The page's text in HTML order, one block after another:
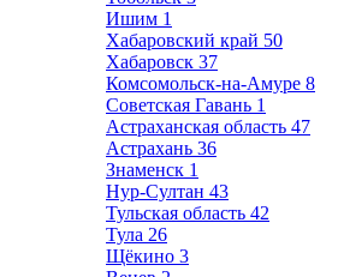
Ишим 1
Хабаровский край 50
Хабаровск 37
Комсомольск-на-Амуре 8
Советская Гавань 1
Астраханская область 47
Астрахань 36
Знаменск 1
Нур-Султан 43
Тульская область 42
Тула 26
Щёкино 3